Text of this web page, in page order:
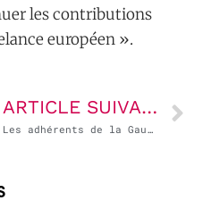
les contributions
européen ».
ARTICLE SUIVANT
Les adhérents de la Gauche Républicaine et Socialiste ont choisi leur candidat à l’élection présidentielle : Ce sera Arnaud Montebourg